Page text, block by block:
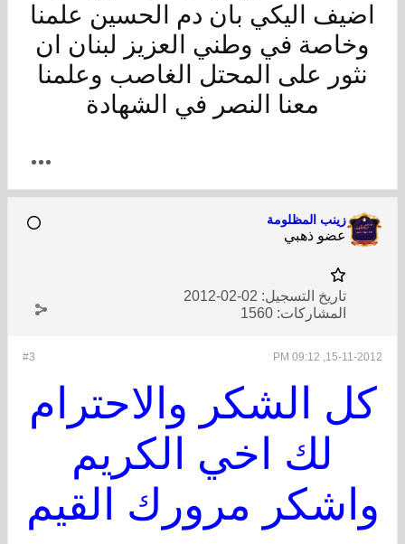
اضيف اليكي بان دم الحسين علمنا
وخاصة في وطني العزيز لبنان ان
نثور على المحتل الغاصب وعلمنا
معنا النصر في الشهادة
زينب المظلومة
عضو ذهبي
تاريخ التسجيل: 02-02-2012
المشاركات: 1560
#3 15-11-2012, 09:12 PM
كل الشكر والاحترام
لك اخي الكريم
واشكر مرورك القيم